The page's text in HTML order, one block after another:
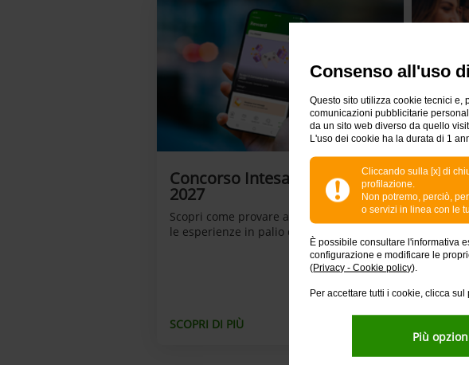
Consenso all'uso
Questo sito utilizza cookie tecnici e,
comunicazioni pubblicitarie
da un sito web diverso da quello
L'uso dei cookie ha la durata di 1
Cliccando sulla [x] di
profilazione.
Non potremo, perciò,
o servizi in linea con le
È possibile consultare l'informativa
configurazione e modificare le
(Privacy - Cookie policy).
Per accettare tutti i cookie, clicca sul
Più
Concorso Intesa Sanpaolo
2027
Scopri come provare a vincere i premi e
le esperienze in palio questo mese.
SCOPRI DI PIÙ
Altre
Tante